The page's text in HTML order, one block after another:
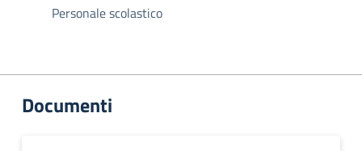
Personale scolastico
Documenti